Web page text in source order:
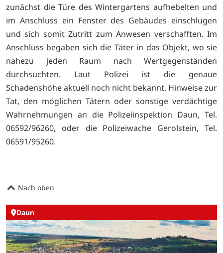
zunächst die Türe des Wintergartens aufhebelten und
im Anschluss ein Fenster des Gebäudes einschlugen
und sich somit Zutritt zum Anwesen verschafften. Im
Anschluss begaben sich die Täter in das Objekt, wo sie
nahezu jeden Raum nach Wertgegenständen
durchsuchten. Laut Polizei ist die genaue
Schadenshöhe aktuell noch nicht bekannt. Hinweise zur
Tat, den möglichen Tätern oder sonstige verdächtige
Wahrnehmungen an die Polizeiinspektion Daun, Tel.
06592/96260, oder die Polizeiwache Gerolstein, Tel.
06591/95260.
Nach oben
Daun